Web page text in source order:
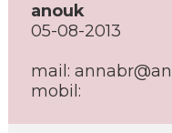
anouk
05-08-2013
mail:
mobil: